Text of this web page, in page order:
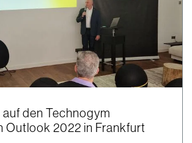
den Technogym
Outlook 2022 in Frankfurt